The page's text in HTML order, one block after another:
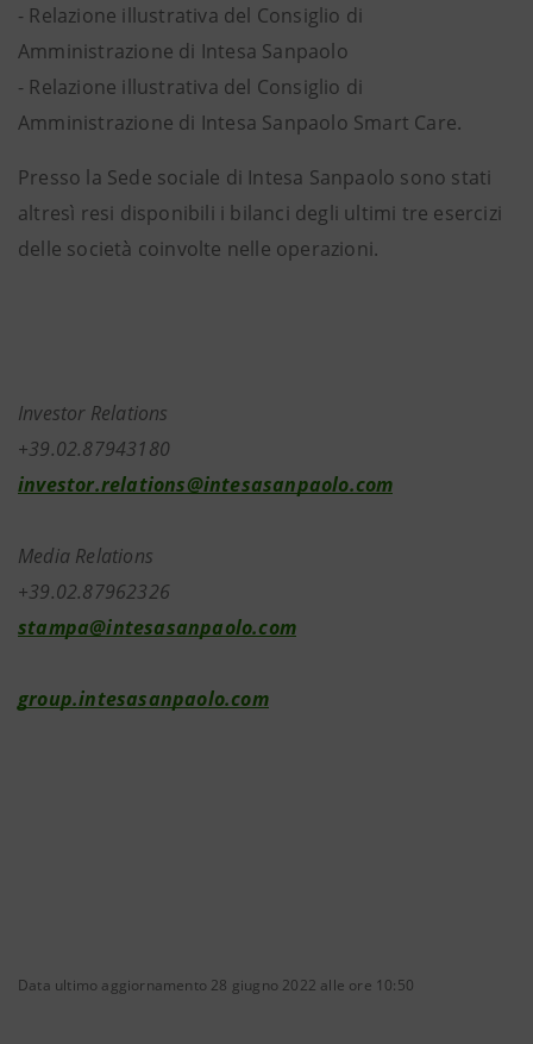
- Relazione illustrativa del Consiglio di
Amministrazione di Intesa Sanpaolo
- Relazione illustrativa del Consiglio di
Amministrazione di Intesa Sanpaolo Smart Care.
Presso la Sede sociale di Intesa Sanpaolo sono stati
altresì resi disponibili i bilanci degli ultimi tre esercizi
delle società coinvolte nelle operazioni.
Investor Relations
+39.02.87943180
investor.relations@intesasanpaolo.com
Media Relations
+39.02.87962326
stampa@intesasanpaolo.com
group.intesasanpaolo.com
Data ultimo aggiornamento 28 giugno 2022 alle ore 10:50